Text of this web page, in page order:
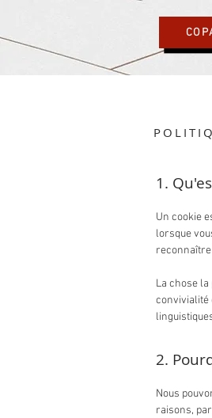
1.
Un cookie
lorsque
La chose
convivialité
2.
Nous
raisons,